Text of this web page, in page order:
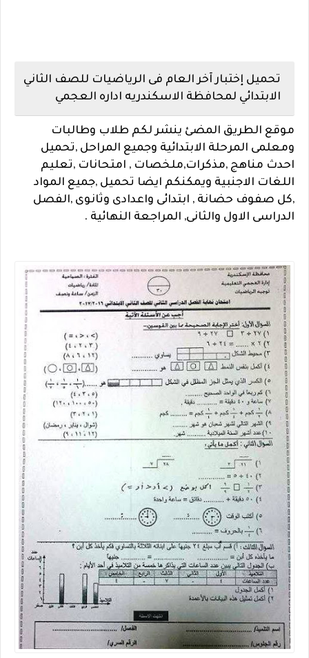
تحميل إختبار آخر العام فى الرياضيات للصف الثاني
الابتدائي لمحافظة الاسكندريه اداره العجمي
موقع الطريق المضئ ينشر لكم طلاب وطالبات
ومعلمى المرحلة الابتدائية وجميع المراحل ,تحميل
احدث مناهج ,مذكرات,ملخصات , امتحانات ,تعليم
اللغات الاجنبية ويمكنكم ايضا تحميل ,جميع المواد
,كل صفوف حضانة , ابتدائى واعدادى وثانوى ,الفصل
الدراسى الاول والثانى, المراجعة النهائية .